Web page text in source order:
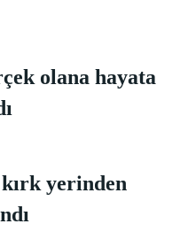
olana hayata
yerinden